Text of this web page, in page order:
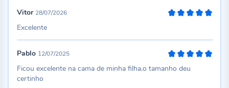
Vitor 28/07/2026
Excelente
Pablo 12/07/2025
Ficou excelente na cama de minha filha.o tamanho deu
certinho